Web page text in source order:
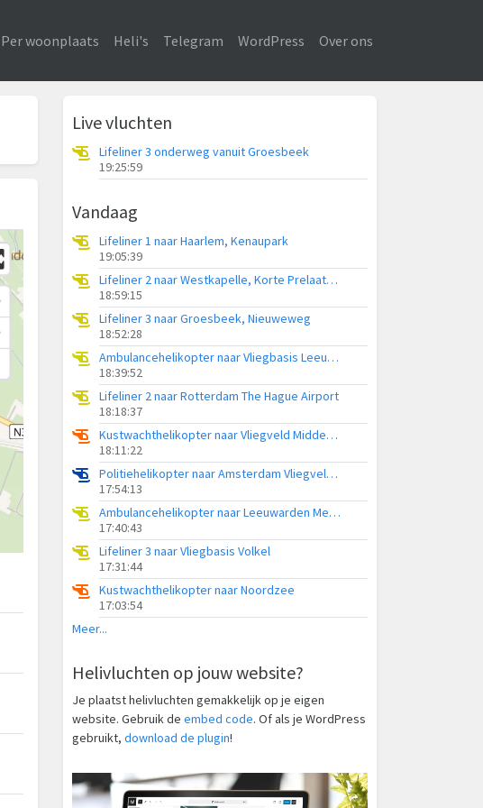
Per woonplaats Heli's Telegram WordPress Over ons
Live vluchten
Lifeliner 3 onderweg vanuit Groesbeek
19:25:59
Vandaag
Lifeliner 1 naar Haarlem, Kenaupark
19:05:39
Lifeliner 2 naar Westkapelle, Korte Prelaatweg
18:59:15
Lifeliner 3 naar Groesbeek, Nieuweweg
18:52:28
Ambulancehelikopter naar Vliegbasis Leeuwarden
18:39:52
Lifeliner 2 naar Rotterdam The Hague Airport
18:18:37
Kustwachthelikopter naar Vliegveld Midden-Zeeland
18:11:22
Politiehelikopter naar Amsterdam Vliegveld Schiphol
17:54:13
Ambulancehelikopter naar Leeuwarden Medical Center Heliport
17:40:43
Lifeliner 3 naar Vliegbasis Volkel
17:31:44
Kustwachthelikopter naar Noordzee
17:03:54
Meer...
Helivluchten op jouw website?
Je plaatst helivluchten gemakkelijk op je eigen
website. Gebruik de embed code. Of als je WordPress
gebruikt, download de plugin!